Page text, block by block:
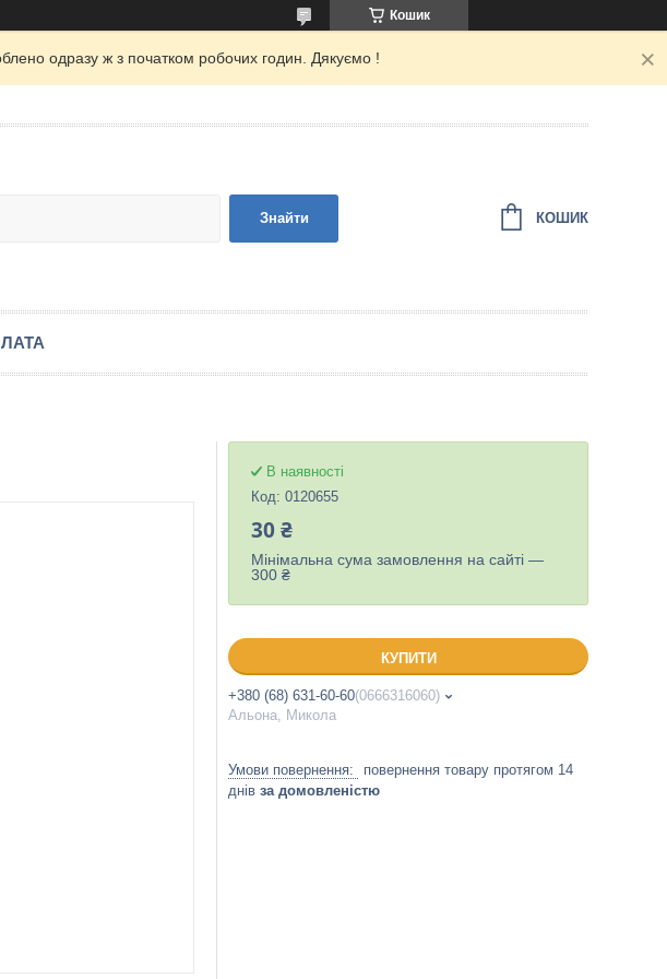
Кошик
одразу ж з початком робочих годин. Дякуємо !
Знайти КОШИК
В наявності
Код: 0120655
30 ₴
Мінімальна сума замовлення на сайті —
300 ₴
КУПИТИ
+380 (68) 631-60-60 0666316060
Альона, Микола
повернення товару протягом 14
днів за домовленістю